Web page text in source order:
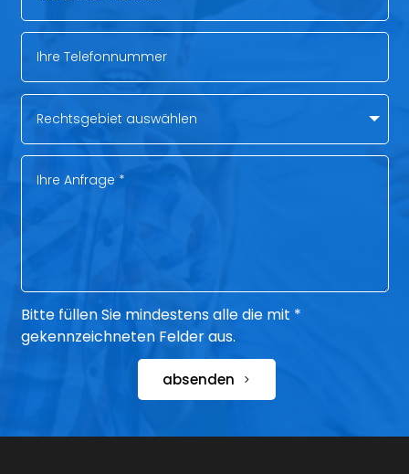
Bitte füllen Sie mindestens alle die mit *
gekennzeichneten Felder aus.
absenden